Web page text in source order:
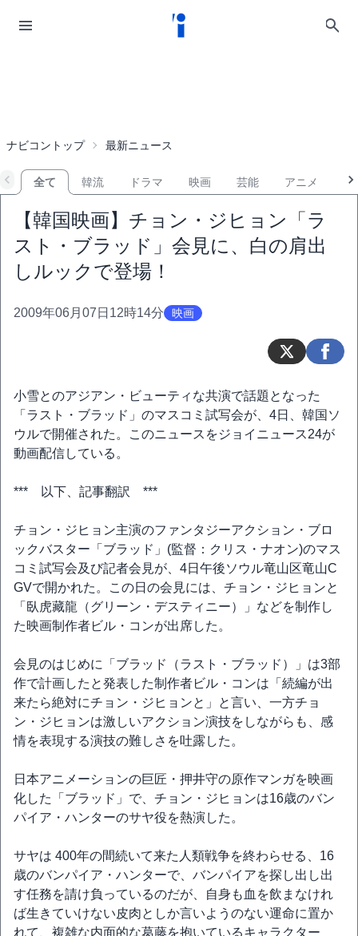
ナビコントップ 最新ニュース
全て 韓流 ドラマ 映画 芸能 アニメ
【韓国映画】チョン・ジヒョン「ラ
スト・ブラッド」会見に、白の肩出
しルックで登場！
2009年06月07日12時14分 映画
小雪とのアジアン・ビューティな共演で話題となった
「ラスト・ブラッド」のマスコミ試写会が、4日、韓国ソ
ウルで開催された。このニュースをジョイニュース24が
動画配信している。
*** 以下、記事翻訳 ***
チョン・ジヒョン主演のファンタジーアクション・ブロ
ックバスター「ブラッド」(監督：クリス・ナオン)のマス
コミ試写会及び記者会見が、4日午後ソウル竜山区竜山C
GVで開かれた。この日の会見には、チョン・ジヒョンと
「臥虎藏龍（グリーン・デスティニー）」などを制作し
た映画制作者ビル・コンが出席した。
会見のはじめに「ブラッド（ラスト・ブラッド）」は3部
作で計画したと発表した制作者ビル・コンは「続編が出
来たら絶対にチョン・ジヒョンと」と言い、一方チョ
ン・ジヒョンは激しいアクション演技をしながらも、感
情を表現する演技の難しさを吐露した。
日本アニメーションの巨匠・押井守の原作マンガを映画
化した「ブラッド」で、チョン・ジヒョンは16歳のバン
パイア・ハンターのサヤ役を熱演した。
サヤは 400年の間続いて来た人類戦争を終わらせる、16
歳のバンパイア・ハンターで、バンパイアを探し出し出
す任務を請け負っているのだが、自身も血を飲まなけれ
ば生きていけない皮肉としか言いようのない運命に置か
れて、複雑な内面的な葛藤を抱いているキャラクター